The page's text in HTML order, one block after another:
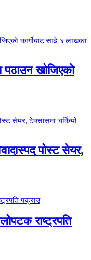
खोजिएको
पोस्ट सेयर,
राष्ट्रपति